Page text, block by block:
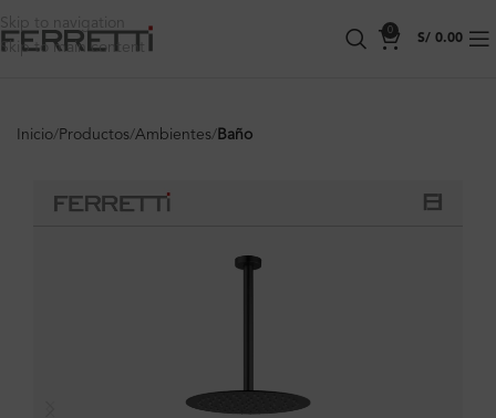
Skip to navigation
Skip to main content
0
S/ 0.00
Inicio Productos Ambientes Baño